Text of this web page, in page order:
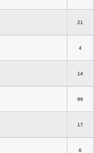
21
4
14
96
17
6